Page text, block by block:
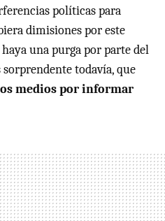
políticas para
dimisiones por este
una purga por parte del
todavía, que
medios por informar